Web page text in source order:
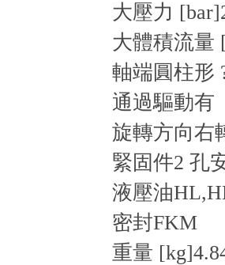
大壓力
大體積流量
軸端圓柱形
通過驅動有
旋轉方向右
緊固件2 孔
液壓油
密封FKM
重量